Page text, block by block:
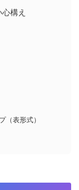
構え
（表形式）